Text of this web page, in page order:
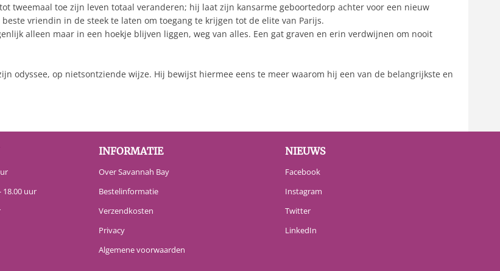
tweemaal toe zijn leven totaal veranderen; hij laat zijn kansarme geboortedorp achter voor een nieuw
vriendin in de steek te laten om toegang te krijgen tot de elite van Parijs.
alleen maar in een hoekje blijven liggen, weg van alles. Een gat graven en erin verdwijnen om nooit
odyssee, op nietsontziende wijze. Hij bewijst hiermee eens te meer waarom hij een van de belangrijkste en
18.00 uur
INFORMATIE
Over Savannah Bay
Bestelinformatie
Verzendkosten
Privacy
Algemene voorwaarden
NIEUWS
Facebook
Instagram
Twitter
LinkedIn